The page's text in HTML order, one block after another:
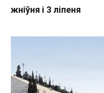
жніўня і 3 ліпеня